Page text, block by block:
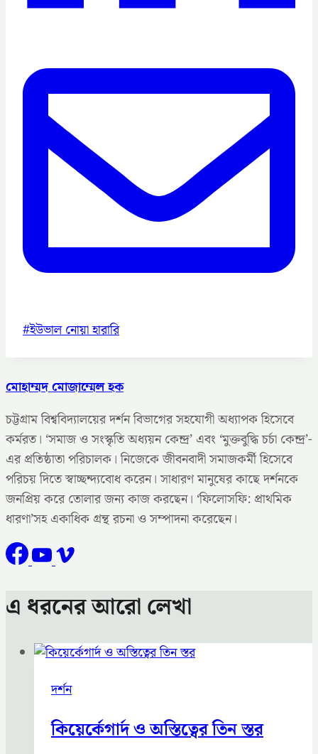
Post
#ইউভাল নোয়া হারারি
মোহাম্মদ মোজাম্মেল হক
চট্টগ্রাম বিশ্ববিদ্যালয়ের দর্শন বিভাগের সহযোগী অধ্যাপক হিসেবে
কর্মরত। ‘সমাজ ও সংস্কৃতি অধ্যয়ন কেন্দ্র’ এবং ‘মুক্তবুদ্ধি চর্চা কেন্দ্র’-
এর প্রতিষ্ঠাতা পরিচালক। নিজেকে জীবনবাদী সমাজকর্মী হিসেবে
পরিচয় দিতে স্বাচ্ছন্দ্যবোধ করেন। সাধারণ মানুষের কাছে দর্শনকে
জনপ্রিয় করে তোলার জন্য কাজ করছেন। ‘ফিলোসফি: প্রাথমিক
ধারণা’সহ একাধিক গ্রন্থ রচনা ও সম্পাদনা করেছেন।
এ ধরনের আরো লেখা
দর্শন
কিয়ের্কেগার্দ ও অস্তিত্বের তিন স্তর